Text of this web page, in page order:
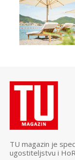
TU magazin je
ugostiteljstvu i